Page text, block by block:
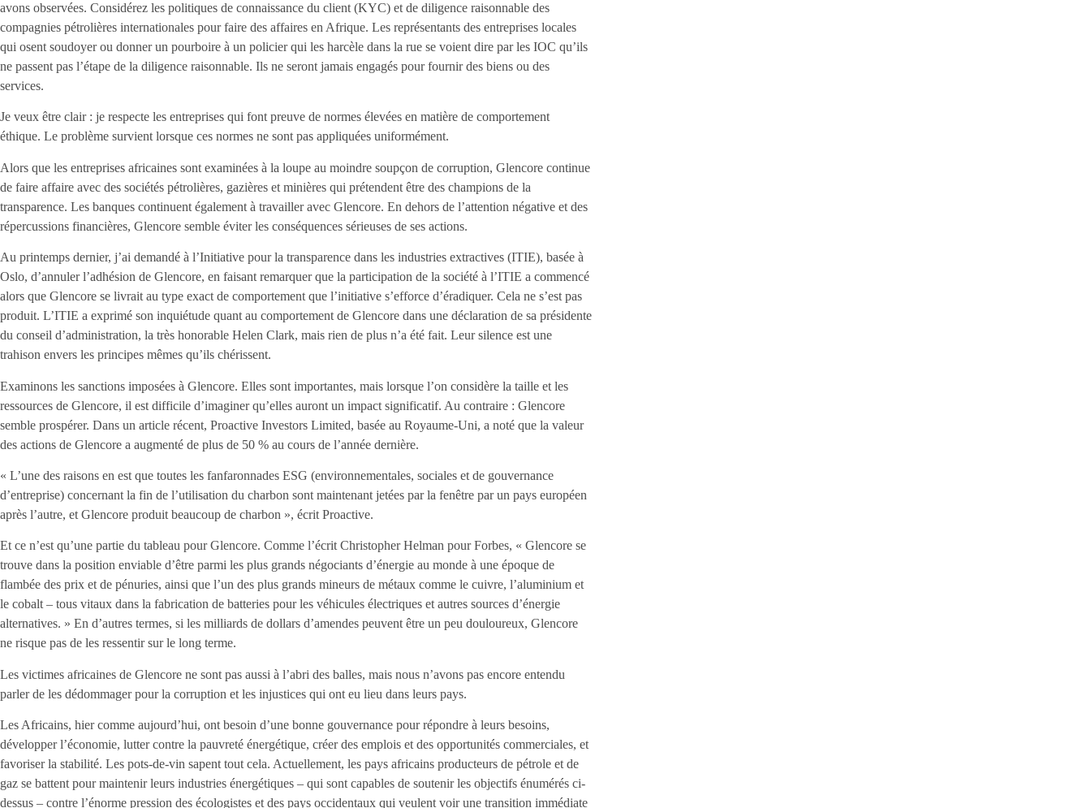
avons observées. Considérez les politiques de connaissance du client (KYC) et de diligence raisonnable des
compagnies pétrolières internationales pour faire des affaires en Afrique. Les représentants des entreprises locales
qui osent soudoyer ou donner un pourboire à un policier qui les harcèle dans la rue se voient dire par les IOC qu’ils
ne passent pas l’étape de la diligence raisonnable. Ils ne seront jamais engagés pour fournir des biens ou des
services.
Je veux être clair : je respecte les entreprises qui font preuve de normes élevées en matière de comportement
éthique. Le problème survient lorsque ces normes ne sont pas appliquées uniformément.
Alors que les entreprises africaines sont examinées à la loupe au moindre soupçon de corruption, Glencore continue
de faire affaire avec des sociétés pétrolières, gazières et minières qui prétendent être des champions de la
transparence. Les banques continuent également à travailler avec Glencore. En dehors de l’attention négative et des
répercussions financières, Glencore semble éviter les conséquences sérieuses de ses actions.
Au printemps dernier, j’ai demandé à l’Initiative pour la transparence dans les industries extractives (ITIE), basée à
Oslo, d’annuler l’adhésion de Glencore, en faisant remarquer que la participation de la société à l’ITIE a commencé
alors que Glencore se livrait au type exact de comportement que l’initiative s’efforce d’éradiquer. Cela ne s’est pas
produit. L’ITIE a exprimé son inquiétude quant au comportement de Glencore dans une déclaration de sa présidente
du conseil d’administration, la très honorable Helen Clark, mais rien de plus n’a été fait. Leur silence est une
trahison envers les principes mêmes qu’ils chérissent.
Examinons les sanctions imposées à Glencore. Elles sont importantes, mais lorsque l’on considère la taille et les
ressources de Glencore, il est difficile d’imaginer qu’elles auront un impact significatif. Au contraire : Glencore
semble prospérer. Dans un article récent, Proactive Investors Limited, basée au Royaume-Uni, a noté que la valeur
des actions de Glencore a augmenté de plus de 50 % au cours de l’année dernière.
« L’une des raisons en est que toutes les fanfaronnades ESG (environnementales, sociales et de gouvernance
d’entreprise) concernant la fin de l’utilisation du charbon sont maintenant jetées par la fenêtre par un pays européen
après l’autre, et Glencore produit beaucoup de charbon », écrit Proactive.
Et ce n’est qu’une partie du tableau pour Glencore. Comme l’écrit Christopher Helman pour Forbes, « Glencore se
trouve dans la position enviable d’être parmi les plus grands négociants d’énergie au monde à une époque de
flambée des prix et de pénuries, ainsi que l’un des plus grands mineurs de métaux comme le cuivre, l’aluminium et
le cobalt – tous vitaux dans la fabrication de batteries pour les véhicules électriques et autres sources d’énergie
alternatives. » En d’autres termes, si les milliards de dollars d’amendes peuvent être un peu douloureux, Glencore
ne risque pas de les ressentir sur le long terme.
Les victimes africaines de Glencore ne sont pas aussi à l’abri des balles, mais nous n’avons pas encore entendu
parler de les dédommager pour la corruption et les injustices qui ont eu lieu dans leurs pays.
Les Africains, hier comme aujourd’hui, ont besoin d’une bonne gouvernance pour répondre à leurs besoins,
développer l’économie, lutter contre la pauvreté énergétique, créer des emplois et des opportunités commerciales, et
favoriser la stabilité. Les pots-de-vin sapent tout cela. Actuellement, les pays africains producteurs de pétrole et de
gaz se battent pour maintenir leurs industries énergétiques – qui sont capables de soutenir les objectifs énumérés ci-
dessus – contre l’énorme pression des écologistes et des pays occidentaux qui veulent voir une transition immédiate